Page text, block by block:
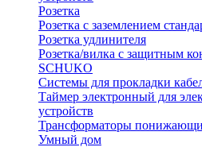
Розетка
Розетка с заземлением
Розетка удлинителя
Розетка/вилка с защитным
SCHUKO
Системы для прокладки
Таймер электронный для
устройств
Трансформаторы
Умный дом